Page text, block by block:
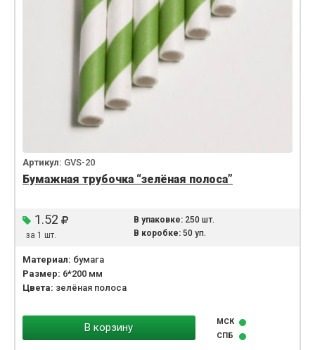
Артикул: GVS-20
Бумажная трубочка “зелёная полоса”
1.52
за 1 шт.
В упаковке:250 шт.
В коробке:50 уп.
Материал: бумага
Размер: 6*200 мм
Цвета: зелёная полоса
В корзину
МСК
СПБ